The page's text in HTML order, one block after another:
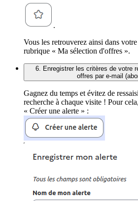
.
Vous les retrouverez ainsi dans
rubrique « Ma sélection d'offres ».
6. Enregistrer les critères de votre
offres par e-mail
Gagnez du temps et évitez de
recherche à chaque visite ! Pour
« Créer une alerte » :